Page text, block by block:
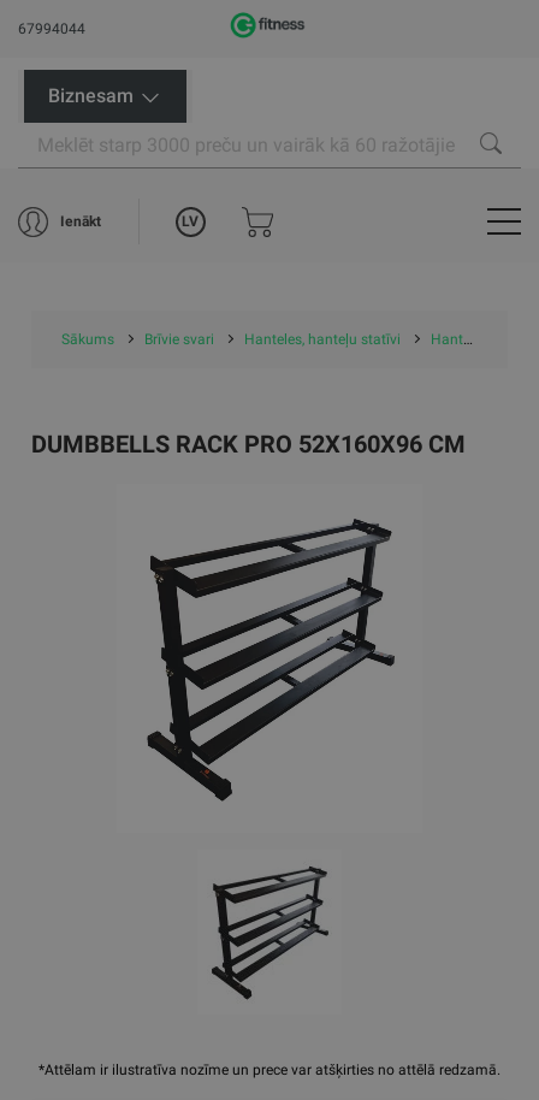
67994044
Biznesam
Ienākt LV
Sākums Brīvie svari Hanteles, hanteļu statīvi Hanteļu statīvi
*Attēlam ir ilustratīva nozīme un prece var atšķirties no attēlā redzamā.
DUMBBELLS RACK PRO 52X160X96 CM